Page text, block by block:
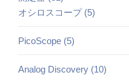
オシロスコープ (5)
PicoScope (5)
Analog Discovery (10)